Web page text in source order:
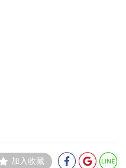
加入收藏